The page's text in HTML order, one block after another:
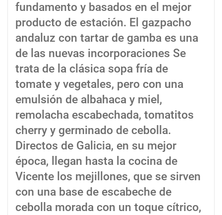
fundamento y basados en el mejor
producto de estación. El gazpacho
andaluz con tartar de gamba es una
de las nuevas incorporaciones Se
trata de la clásica sopa fría de
tomate y vegetales, pero con una
emulsión de albahaca y miel,
remolacha escabechada, tomatitos
cherry y germinado de cebolla.
Directos de Galicia, en su mejor
época, llegan hasta la cocina de
Vicente los mejillones, que se sirven
con una base de escabeche de
cebolla morada con un toque cítrico,